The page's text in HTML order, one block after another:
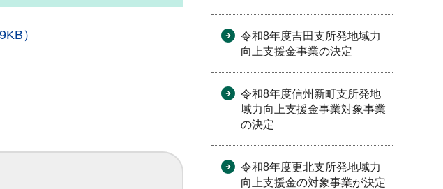
）
令和8年度吉田支所発地域力
向上支援金事業の決定
令和8年度信州新町支所発地
域力向上支援金事業対象事業
の決定
令和8年度更北支所発地域力
向上支援金の対象事業が決定